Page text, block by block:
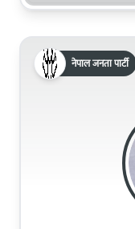
नेपाल जनता पार्टी